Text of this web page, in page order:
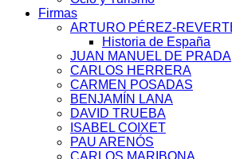
Firmas
ARTURO PÉREZ-
Historia de España
JUAN MANUEL DE PRADA
CARLOS HERRERA
CARMEN POSADAS
BENJAMÍN LANA
DAVID TRUEBA
ISABEL COIXET
PAU ARENÓS
CARLOS MARIBONA